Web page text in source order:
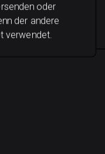
oder
der andere
verwendet.